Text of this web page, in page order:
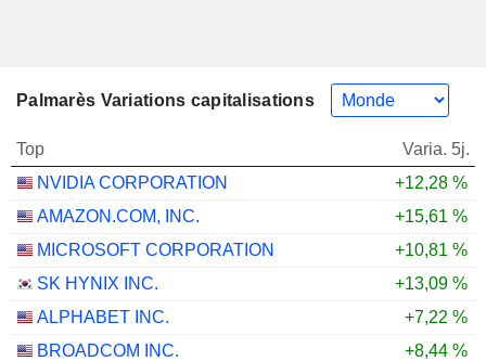
Palmarès Variations capitalisations
Top
Varia. 5j.
NVIDIA CORPORATION
+12,28 %
AMAZON.COM, INC.
+15,61 %
MICROSOFT CORPORATION
+10,81 %
SK HYNIX INC.
+13,09 %
ALPHABET INC.
+7,22 %
BROADCOM INC.
+8,44 %